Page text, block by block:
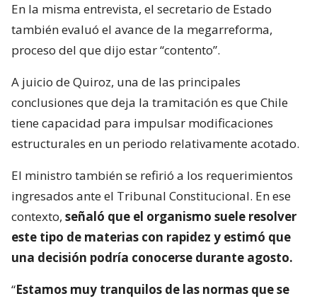
En la misma entrevista, el secretario de Estado
también evaluó el avance de la megarreforma,
proceso del que dijo estar “contento”.
A juicio de Quiroz, una de las principales
conclusiones que deja la tramitación es que Chile
tiene capacidad para impulsar modificaciones
estructurales en un periodo relativamente acotado.
El ministro también se refirió a los requerimientos
ingresados ante el Tribunal Constitucional. En ese
contexto, señaló que el organismo suele resolver
este tipo de materias con rapidez y estimó que
una decisión podría conocerse durante agosto.
“Estamos muy tranquilos de las normas que se